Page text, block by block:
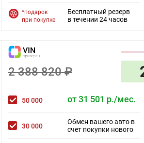
*подарок
при покупке
Бесплатный резерв
в течении 24 часов
2 388 820 ₽
50 000 от 31 501 р./мес.
30 000
Обмен вашего авто в
счет покупки нового